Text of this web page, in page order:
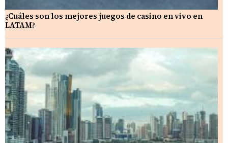
¿Cuáles son los mejores juegos de casino en vivo en
LATAM?